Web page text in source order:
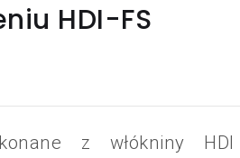
HDI-FS
z włókniny